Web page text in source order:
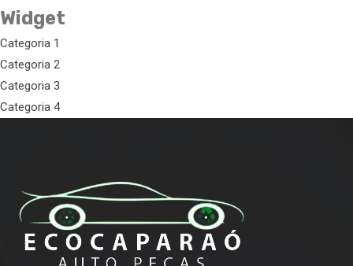
Widget
Categoria 1
Categoria 2
Categoria 3
Categoria 4